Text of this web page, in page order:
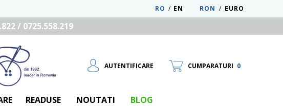
RON / EURO
EN
/
RO
/ 0725.558.219
AUTENTIFICARE CUMPARATURI 0
READUSE NOUTATI BLOG